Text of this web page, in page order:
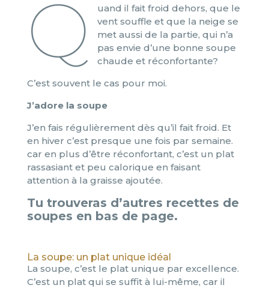
Q
uand il fait froid dehors, que le
vent souffle et que la neige se
met aussi de la partie, qui n’a
pas envie d’une bonne soupe
chaude et réconfortante?
C’est souvent le cas pour moi.
J’adore la soupe
J’en fais régulièrement dès qu’il fait froid. Et
en hiver c’est presque une fois par semaine.
car en plus d’être réconfortant, c’est un plat
rassasiant et peu calorique en faisant
attention à la graisse ajoutée.
Tu trouveras d’autres recettes de
soupes en bas de page.
La soupe: un plat unique idéal
La soupe, c’est le plat unique par excellence.
C’est un plat qui se suffit à lui-même, car il